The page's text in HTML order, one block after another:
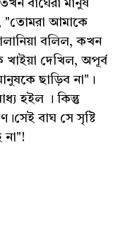
বাঘেরা মানুষ
"তোমরা আমাকে
বলিল, কখন
দেখিল, অপূর্ব
ছাড়িব না"।
হইল । কিন্তু
বাঘ সে সৃষ্টি
না"!